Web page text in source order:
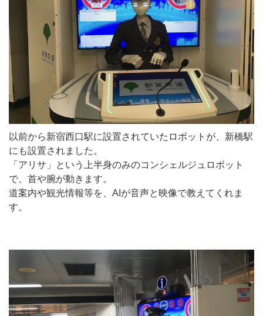
以前から新宿西口駅に設置されていたロボットが、新橋駅
にも設置されました。
「アリサ」という上半身のみのコンシェルジュロボット
で、首や腕が動きます。
道案内や観光情報等を、AIが音声と映像で教えてくれま
す。